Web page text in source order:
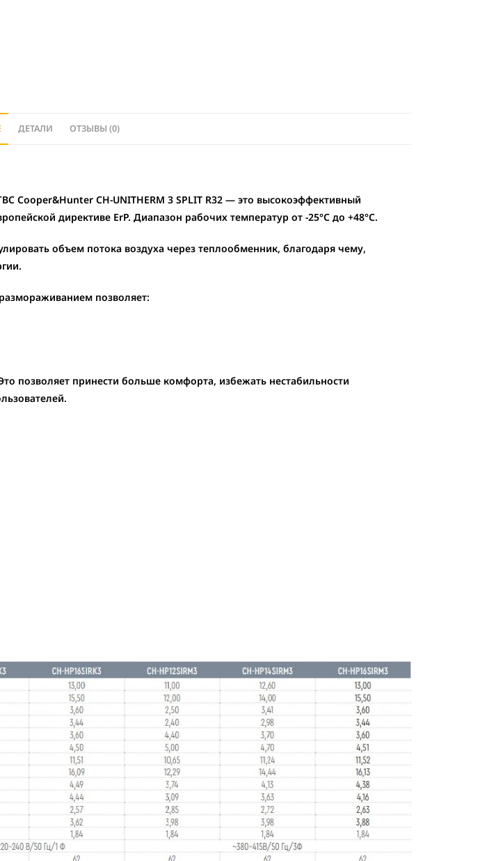
ДЕТАЛИ ОТЗЫВЫ (0)
Cooper&Hunter CH-UNITHERM 3 SPLIT R32 — это высокоэффективный
директиве ErP. Диапазон рабочих температур от -25°С до +48°С.
объем потока воздуха через теплообменник, благодаря чему,
позволяет:
позволяет принести больше комфорта, избежать нестабильности